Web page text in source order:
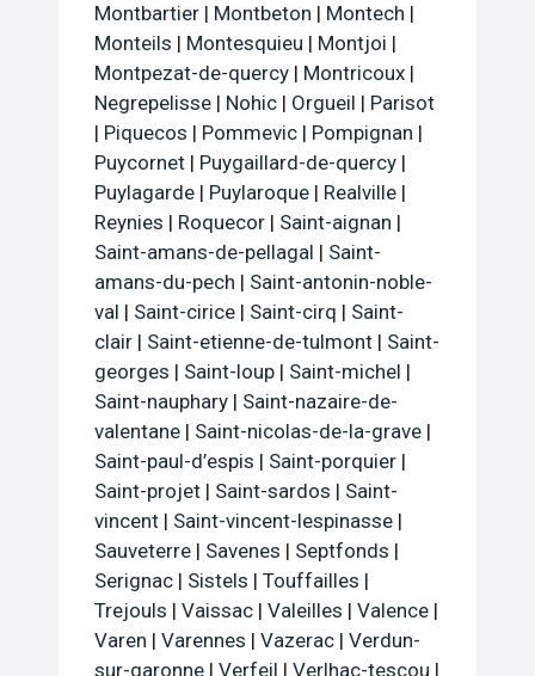
Montbartier | Montbeton | Montech |
Monteils | Montesquieu | Montjoi |
Montpezat-de-quercy | Montricoux |
Negrepelisse | Nohic | Orgueil | Parisot
| Piquecos | Pommevic | Pompignan |
Puycornet | Puygaillard-de-quercy |
Puylagarde | Puylaroque | Realville |
Reynies | Roquecor | Saint-aignan |
Saint-amans-de-pellagal | Saint-
amans-du-pech | Saint-antonin-noble-
val | Saint-cirice | Saint-cirq | Saint-
clair | Saint-etienne-de-tulmont | Saint-
georges | Saint-loup | Saint-michel |
Saint-nauphary | Saint-nazaire-de-
valentane | Saint-nicolas-de-la-grave |
Saint-paul-d’espis | Saint-porquier |
Saint-projet | Saint-sardos | Saint-
vincent | Saint-vincent-lespinasse |
Sauveterre | Savenes | Septfonds |
Serignac | Sistels | Touffailles |
Trejouls | Vaissac | Valeilles | Valence |
Varen | Varennes | Vazerac | Verdun-
sur-garonne | Verfeil | Verlhac-tescou |